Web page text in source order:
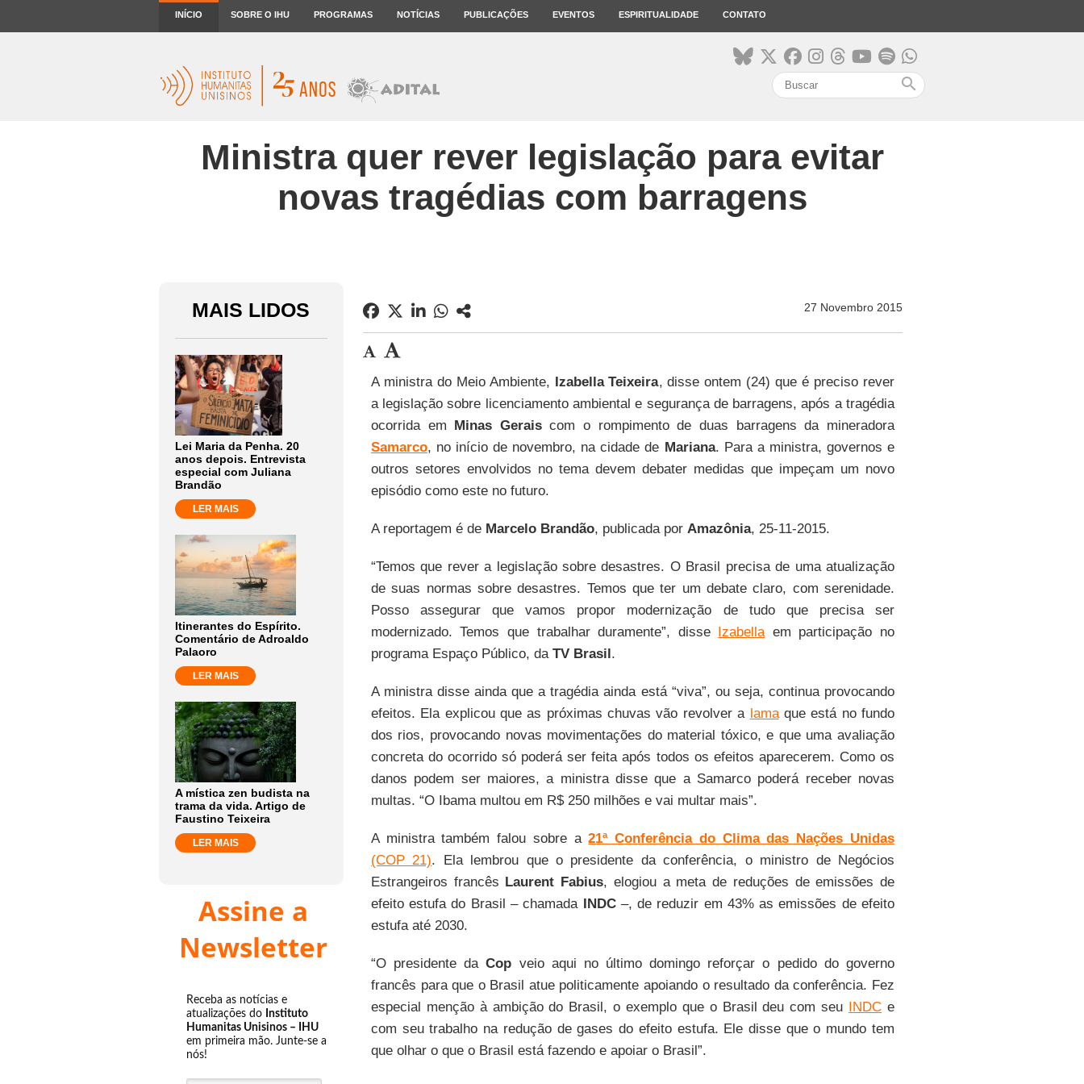
INÍCIO SOBRE O IHU PROGRAMAS NOTÍCIAS PUBLICAÇÕES EVENTOS ESPIRITUALIDADE CONTATO
search
Ministra quer rever legislação para evitar
novas tragédias com barragens
MAIS LIDOS
Lei Maria da Penha. 20
anos depois. Entrevista
especial com Juliana
Brandão
LER MAIS
Itinerantes do Espírito.
Comentário de Adroaldo
Palaoro
LER MAIS
A mística zen budista na
trama da vida. Artigo de
Faustino Teixeira
LER MAIS
Assine a
Newsletter
Receba as notícias e
atualizações do Instituto
Humanitas Unisinos – IHU
em primeira mão. Junte-se a
nós!
27 Novembro 2015
A ministra do Meio Ambiente, Izabella Teixeira, disse ontem (24) que é preciso rever
a legislação sobre licenciamento ambiental e segurança de barragens, após a tragédia
ocorrida em Minas Geraiscom o rompimento de duas barragens da mineradora
Samarco, no início de novembro, na cidade de Mariana. Para a ministra, governos e
outros setores envolvidos no tema devem debater medidas que impeçam um novo
episódio como este no futuro.
A reportagem é de Marcelo Brandão, publicada por Amazônia, 25-11-2015.
“Temos que rever a legislação sobre desastres. O Brasil precisa de uma atualização
de suas normas sobre desastres. Temos que ter um debate claro, com serenidade.
Posso assegurar que vamos propor modernização de tudo que precisa ser
modernizado. Temos que trabalhar duramente”, disse Izabellaem participação no
programa Espaço Público, da TV Brasil.
A ministra disse ainda que a tragédia ainda está “viva”, ou seja, continua provocando
efeitos. Ela explicou que as próximas chuvas vão revolver a lamaque está no fundo
dos rios, provocando novas movimentações do material tóxico, e que uma avaliação
concreta do ocorrido só poderá ser feita após todos os efeitos aparecerem. Como os
danos podem ser maiores, a ministra disse que a Samarco poderá receber novas
multas. “O Ibama multou em R$ 250 milhões e vai multar mais”.
A ministra também falou sobre a21ª Conferência do Clima das Nações Unidas
(COP 21). Ela lembrou que o presidente da conferência, o ministro de Negócios
Estrangeiros francês Laurent Fabius, elogiou a meta de reduções de emissões de
efeito estufa do Brasil – chamada INDC–, de reduzir em 43% as emissões de efeito
estufa até 2030.
“O presidente daCop veio aqui no último domingo reforçar o pedido do governo
francês para que o Brasil atue politicamente apoiando o resultado da conferência. Fez
especial menção à ambição do Brasil, o exemplo que o Brasil deu com seu INDC e
com seu trabalho na redução de gases do efeito estufa. Ele disse que o mundo tem
que olhar o que o Brasil está fazendo e apoiar o Brasil”.